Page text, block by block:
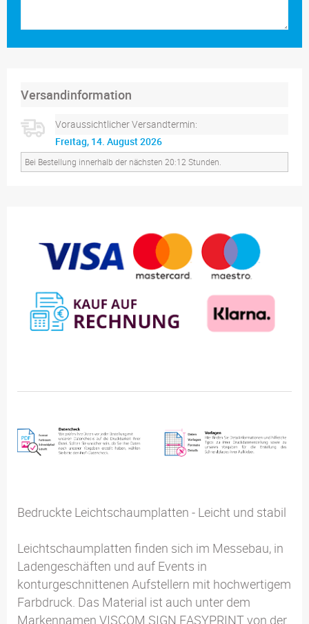
Versandinformation
Voraussichtlicher Versandtermin:
Freitag, 14. August 2026
Bei Bestellung innerhalb der nächsten 20:12 Stunden.
Bedruckte Leichtschaumplatten - Leicht und stabil
Leichtschaumplatten finden sich im Messebau, in
Ladengeschäften und auf Events in
konturgeschnittenen Aufstellern mit hochwertigem
Farbdruck. Das Material ist auch unter dem
Markennamen VISCOM SIGN EASYPRINT von der